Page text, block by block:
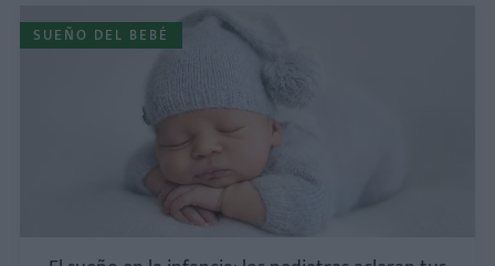
SUEÑO DEL BEBÉ